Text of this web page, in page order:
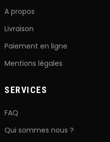
A propos
Livraison
Paiement en ligne
Mentions légales
SERVICES
FAQ
Qui sommes nous ?